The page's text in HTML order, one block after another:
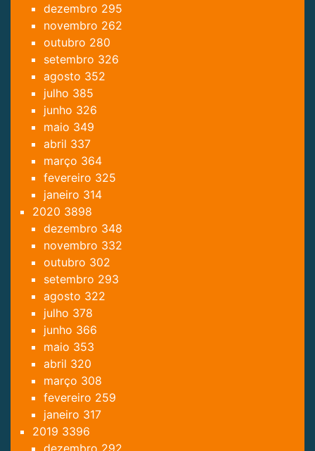
dezembro 295
novembro 262
outubro 280
setembro 326
agosto 352
julho 385
junho 326
maio 349
abril 337
março 364
fevereiro 325
janeiro 314
2020 3898
dezembro 348
novembro 332
outubro 302
setembro 293
agosto 322
julho 378
junho 366
maio 353
abril 320
março 308
fevereiro 259
janeiro 317
2019 3396
dezembro 292